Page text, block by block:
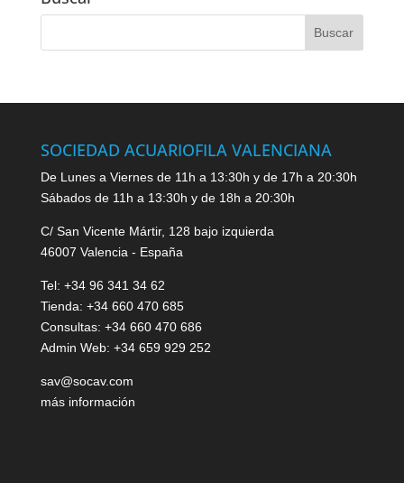
SOCIEDAD ACUARIOFILA VALENCIANA
De Lunes a Viernes de 11h a 13:30h y de 17h a 20:30h
Sábados de 11h a 13:30h y de 18h a 20:30h
C/ San Vicente Mártir, 128 bajo izquierda
46007 Valencia - España
Tel: +34 96 341 34 62
Tienda: +34 660 470 685
Consultas: +34 660 470 686
Admin Web: +34 659 929 252
sav@socav.com
más información